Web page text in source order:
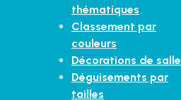
thématiques
Classement par
couleurs
Décorations de salle
Déguisements par
tailles